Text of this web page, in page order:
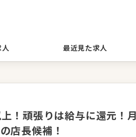
人 最近見た求人
上！頑張りは給与に還元！
店長候補！